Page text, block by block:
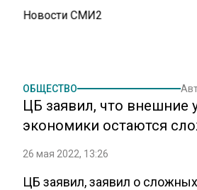
Новости СМИ2
ОБЩЕСТВО
ЦБ заявил, что внешние
экономики остаются
26 мая 2022, 13:26
ЦБ заявил, заявил о